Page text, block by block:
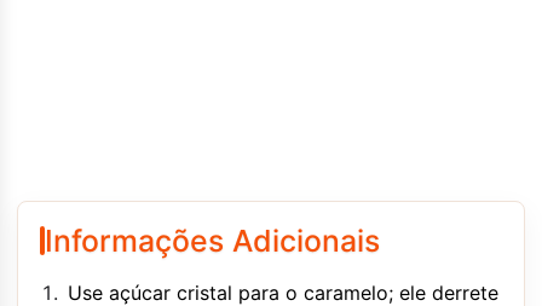
Informações Adicionais
Use açúcar cristal para o caramelo; ele derrete